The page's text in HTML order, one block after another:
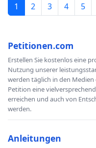
1 2 3 4 5
Petitionen.com
Erstellen Sie kostenlos eine
Nutzung unserer
werden täglich in den
Petition eine
erreichen und auch von
werden.
Anleitungen